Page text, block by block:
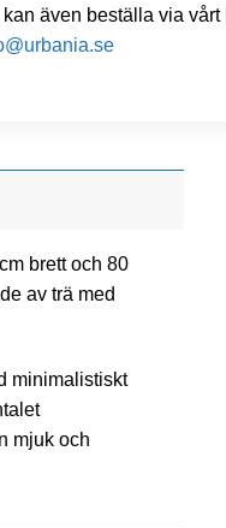
kan även beställa via vårt
brett och 80
av trä med
minimalistiskt
mjuk och